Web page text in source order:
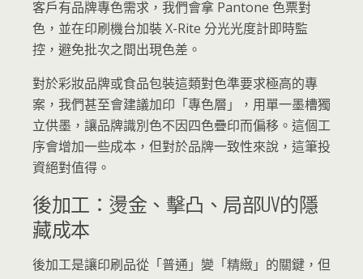
客戶有品牌專色需求，我們會拿 Pantone 色票對
色，並在印刷機台加裝 X-Rite 分光光度計即時監
控，避免批次之間出現色差。
對於彩妝品牌或食品包裝這類對色準要求極高的專
案，我們甚至會建議加印「專色層」，用單一墨槽獨
立供墨，讓品牌識別色不因四色疊印而偏移。這個工
序會增加一些成本，但對於品牌一致性來說，這筆投
資絕對值得。
後加工：燙金、擊凸、局部UV的隱
藏成本
後加工是讓印刷品從「普通」變「精緻」的關鍵，但